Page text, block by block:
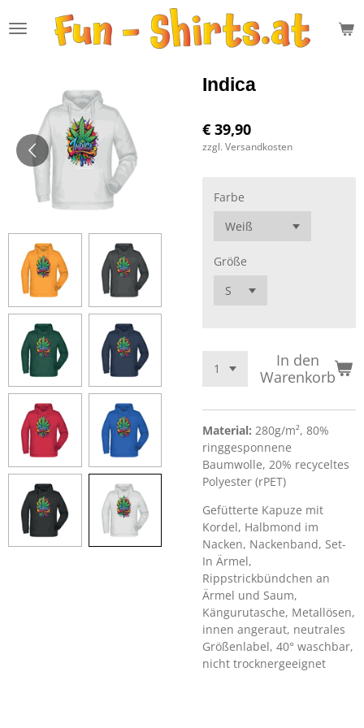
Hauptinhalt
Indica
€ 39,90
zzgl. Versandkosten
Farbe
Größe
In den
Warenkorb
Material: 280g/m², 80%
ringgesponnene
Baumwolle, 20% recyceltes
Polyester (rPET)
Gefütterte Kapuze mit
Kordel, Halbmond im
Nacken, Nackenband, Set-
In Ärmel,
Rippstrickbündchen an
Ärmel und Saum,
Kängurutasche, Metallösen,
innen angeraut, neutrales
Größenlabel, 40° waschbar,
nicht trocknergeeignet